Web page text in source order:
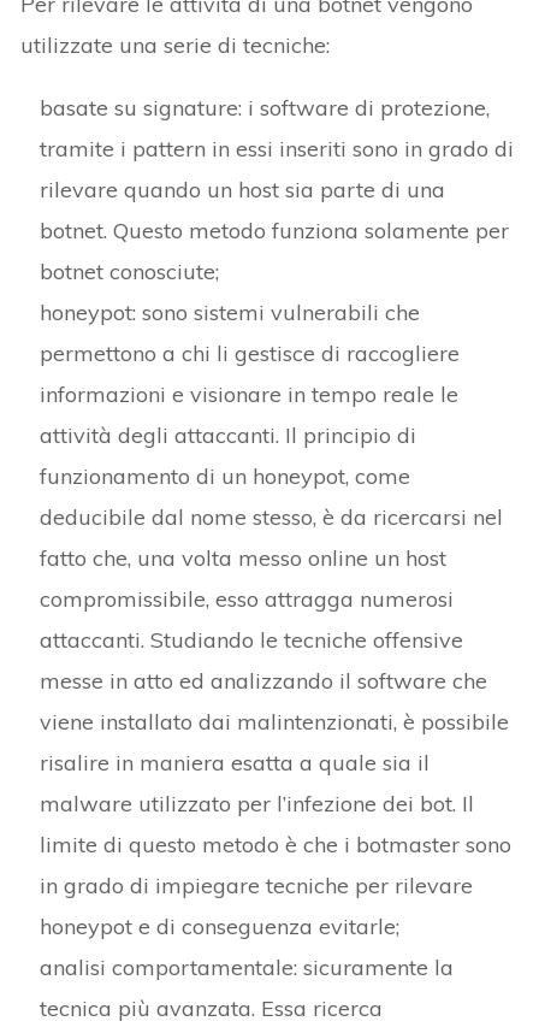
utilizzate una serie di tecniche:
basate su signature: i software di protezione,
tramite i pattern in essi inseriti sono in grado di
rilevare quando un host sia parte di una
botnet. Questo metodo funziona solamente per
botnet conosciute;
honeypot: sono sistemi vulnerabili che
permettono a chi li gestisce di raccogliere
informazioni e visionare in tempo reale le
attività degli attaccanti. Il principio di
funzionamento di un honeypot, come
deducibile dal nome stesso, è da ricercarsi nel
fatto che, una volta messo online un host
compromissibile, esso attragga numerosi
attaccanti. Studiando le tecniche offensive
messe in atto ed analizzando il software che
viene installato dai malintenzionati, è possibile
risalire in maniera esatta a quale sia il
malware utilizzato per l’infezione dei bot. Il
limite di questo metodo è che i botmaster sono
in grado di impiegare tecniche per rilevare
honeypot e di conseguenza evitarle;
analisi comportamentale: sicuramente la
tecnica più avanzata. Essa ricerca